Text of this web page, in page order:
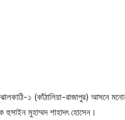
১ (কাঁঠালিয়া-রাজাপুর) আসনে
হুসাইন মুহাম্মদ শাহাদৎ হোসেন।